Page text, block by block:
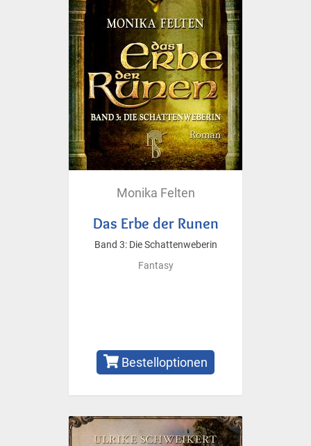
Monika Felten
Das Erbe der Runen
Band 3: Die Schattenweberin
Fantasy
Bestelloptionen